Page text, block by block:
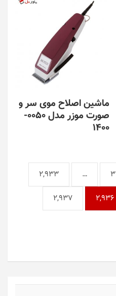
ماشین اصلاح موی سر و
صورت موزر مدل 0050-
1400
3
…
2,933
2,936
2,937